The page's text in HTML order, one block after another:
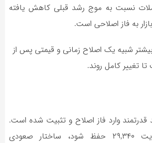
نسبت به موج رشد قبلی کاهش یافته
به فاز اصلاحی است.
شبیه یک اصلاح زمانی و قیمتی پس از
تغییر کامل روند.
وارد فاز اصلاح و تثبیت شده است.
تا زمانی که حمایت ۲۹,۳۴۰ حفظ شود، ساختار صعودی